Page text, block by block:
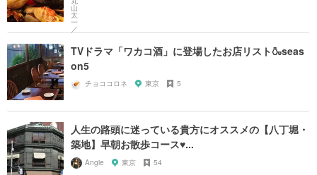
TVドラマ「ワカコ酒」に登場したお店リスト🍶seas
on5
チョココロネ 東京 5
人生の路頭に迷っている貴方にオススメの【八丁堀・
築地】早朝お散歩コース♥...
Angie 東京 54